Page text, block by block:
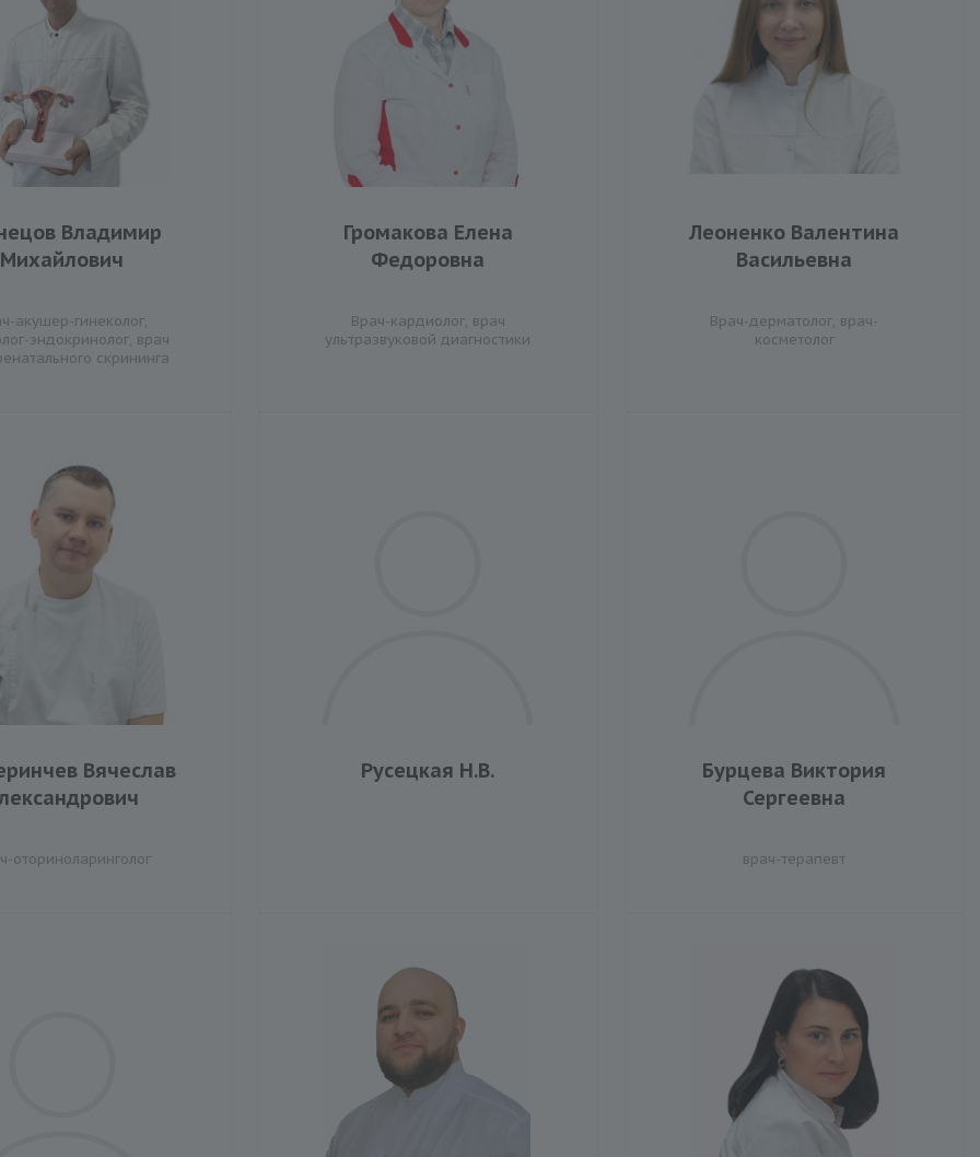
Владимир
Михайлович
акушер-гинеколог,
эндокринолог, врач
скрининга
Громакова Елена
Федоровна
Врач-кардиолог, врач
ультразвуковой диагностики
Леоненко Валентина
Васильевна
Врач-дерматолог, врач-
косметолог
Вячеслав
оториноларинголог
Русецкая Н.В.
Бурцева Виктория
Сергеевна
врач-терапевт